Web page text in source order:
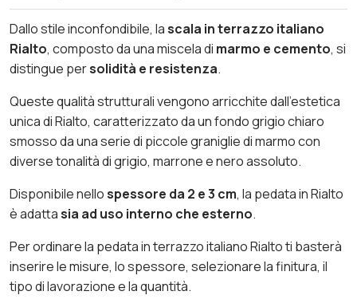
Dallo stile inconfondibile, lascala in terrazzo italiano
Rialto, composto da una miscela di marmo e cemento, si
distingue persolidità e resistenza.
Queste qualità strutturali vengono arricchite dall’estetica
unica di Rialto, caratterizzato da un fondo grigio chiaro
smosso da una serie di piccole graniglie di marmo con
diverse tonalità di grigio, marrone e nero assoluto.
Disponibile nellospessore da 2 e 3 cm, la pedata in Rialto
è adattasia ad uso interno che esterno.
Per ordinare la pedata in terrazzo italiano Rialto ti basterà
inserire le misure, lo spessore, selezionare la finitura, il
tipo di lavorazione e la quantità.